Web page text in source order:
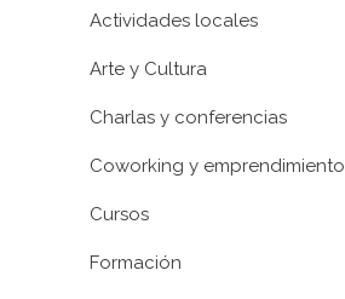
Actividades locales
Arte y Cultura
Charlas y conferencias
Coworking y emprendimiento
Cursos
Formación